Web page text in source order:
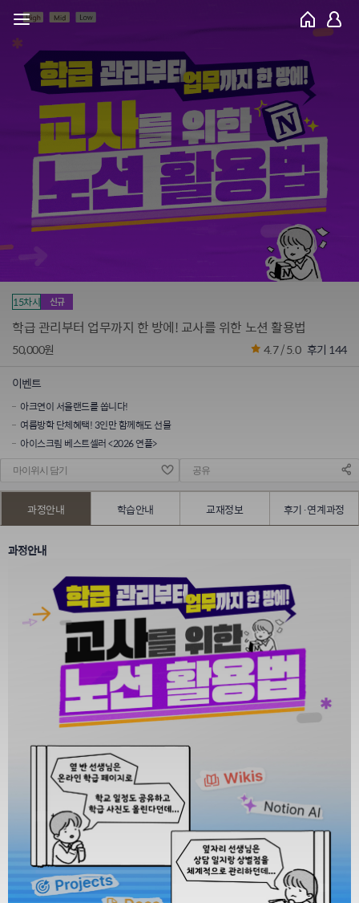
15차시 신규
학급 관리부터 업무까지 한 방에! 교사를 위한 노션 활용법
50,000원 4.7 / 5.0 후기 144
이벤트
아크연이 서울랜드를 쏩니다!
여름방학 단체혜택! 3인만 함께해도 선물
아이스크림 베스트셀러 <2026 연플>
마이위시 담기 공유
과정안내 학습안내 교재정보 후기·연계과정
과정안내